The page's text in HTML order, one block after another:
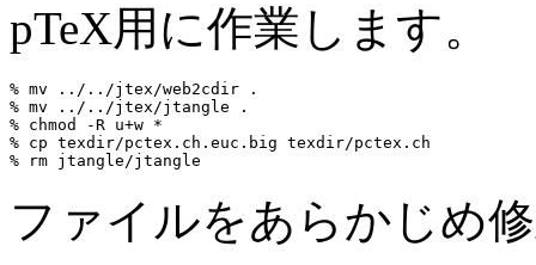
pTeX用に作業します。
% mv ../../jtex/web2cdir .
% mv ../../jtex/jtangle .
% chmod -R u+w *
% cp texdir/pctex.ch.euc.big texdir/pctex.ch
ファイルをあらかじめ